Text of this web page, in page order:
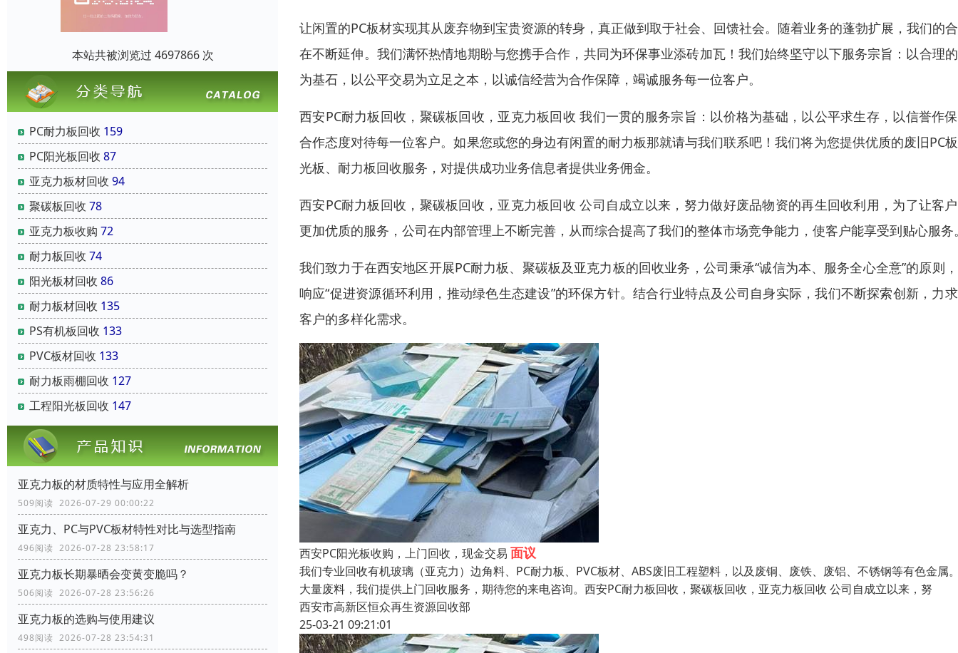
本站共被浏览过 4697866 次
PC耐力板回收 159
PC阳光板回收 87
亚克力板材回收 94
聚碳板回收 78
亚克力板收购 72
耐力板回收 74
阳光板材回收 86
耐力板材回收 135
PS有机板回收 133
PVC板材回收 133
耐力板雨棚回收 127
工程阳光板回收 147
亚克力板的材质特性与应用全解析
509阅读 2026-07-29 00:00:22
亚克力、PC与PVC板材特性对比与选型指南
496阅读 2026-07-28 23:58:17
亚克力板长期暴晒会变黄变脆吗？
506阅读 2026-07-28 23:56:26
亚克力板的选购与使用建议
498阅读 2026-07-28 23:54:31
让闲置的PC板材实现其从废弃物到宝贵资源的转身，真正做到取于社会、回馈社会。随着业务的蓬勃扩展，我们的
在不断延伸。我们满怀热情地期盼与您携手合作，共同为环保事业添砖加瓦！我们始终坚守以下服务宗旨：以合理
为基石，以公平交易为立足之本，以诚信经营为合作保障，竭诚服务每一位客户。
西安PC耐力板回收，聚碳板回收，亚克力板回收 我们一贯的服务宗旨：以价格为基础，以公平求生存，以信誉作
合作态度对待每一位客户。如果您或您的身边有闲置的耐力板那就请与我们联系吧！我们将为您提供优质的废旧PC
光板、耐力板回收服务，对提供成功业务信息者提供业务佣金。
西安PC耐力板回收，聚碳板回收，亚克力板回收 公司自成立以来，努力做好废品物资的再生回收利用，为了让客
更加优质的服务，公司在内部管理上不断完善，从而综合提高了我们的整体市场竞争能力，使客户能享受到贴心服务
我们致力于在西安地区开展PC耐力板、聚碳板及亚克力板的回收业务，公司秉承“诚信为本、服务全心全意”的原则
响应“促进资源循环利用，推动绿色生态建设”的环保方针。结合行业特点及公司自身实际，我们不断探索创新，力
客户的多样化需求。
西安PC阳光板收购，上门回收，现金交易 面议
我们专业回收有机玻璃（亚克力）边角料、PC耐力板、PVC板材、ABS废旧工程塑料，以及废铜、废铁、废铝、不锈钢等有色金属
大量废料，我们提供上门回收服务，期待您的来电咨询。西安PC耐力板回收，聚碳板回收，亚克力板回收 公司自成立以来，努
西安市高新区恒众再生资源回收部
25-03-21 09:21:01